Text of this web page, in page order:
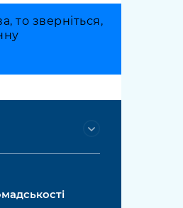
то зверніться,